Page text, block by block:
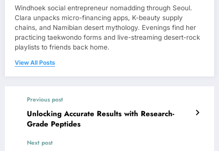
Windhoek social entrepreneur nomadding through Seoul.
Clara unpacks micro-financing apps, K-beauty supply
chains, and Namibian desert mythology. Evenings find her
practicing taekwondo forms and live-streaming desert-rock
playlists to friends back home.
View All Posts
Previous post
Unlocking Accurate Results with Research-
Grade Peptides
Next post